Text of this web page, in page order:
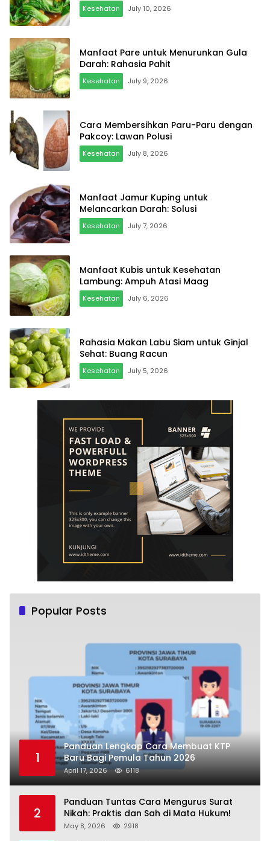
Kesehatan July 10, 2026
Manfaat Pare untuk Menurunkan Gula
Darah: Rahasia Pahit
Kesehatan July 9, 2026
Cara Membersihkan Paru-Paru dengan
Pakcoy: Lawan Polusi
Kesehatan July 8, 2026
Manfaat Jamur Kuping untuk
Melancarkan Darah: Solusi
Kesehatan July 7, 2026
Manfaat Kubis untuk Kesehatan
Lambung: Ampuh Atasi Maag
Kesehatan July 6, 2026
Rahasia Makan Labu Siam untuk Ginjal
Sehat: Buang Racun
Kesehatan July 5, 2026
Popular Posts
1
Panduan Lengkap Cara Membuat KTP
Baru Bagi Pemula Tahun 2026
April 17, 2026 6118
2
Panduan Tuntas Cara Mengurus Surat
Nikah: Praktis dan Sah di Mata Hukum!
May 8, 2026 2918